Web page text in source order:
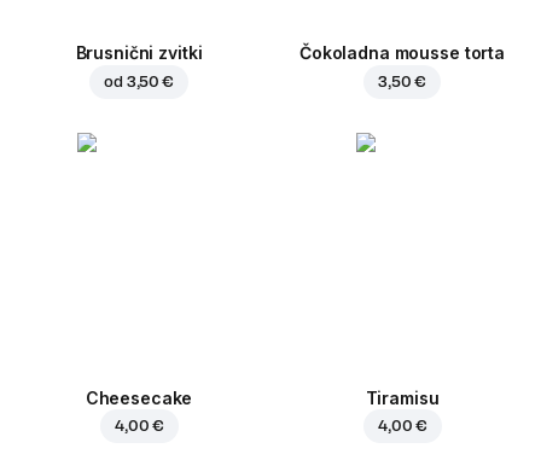
Brusnični zvitki
od 3,50 €
Čokoladna mousse torta
3,50 €
Cheesecake
4,00 €
Tiramisu
4,00 €